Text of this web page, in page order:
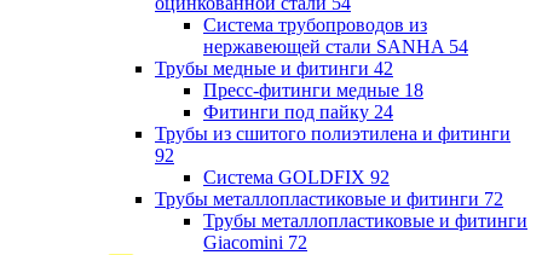
Система трубопроводов из
нержавеющей стали SANHA 54
Трубы медные и фитинги 42
Пресс-фитинги медные 18
Фитинги под пайку 24
Трубы из сшитого полиэтилена и фитинги
92
Система GOLDFIX 92
Трубы металлопластиковые и фитинги 72
Трубы металлопластиковые и фитинги
Giacomini 72